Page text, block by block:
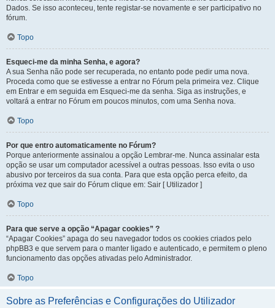
Dados. Se isso aconteceu, tente registar-se novamente e ser participativo no
fórum.
Topo
Esqueci-me da minha Senha, e agora?
A sua Senha não pode ser recuperada, no entanto pode pedir uma nova.
Proceda como que se estivesse a entrar no Fórum pela primeira vez. Clique
em Entrar e em seguida em Esqueci-me da senha. Siga as instruções, e
voltará a entrar no Fórum em poucos minutos, com uma Senha nova.
Topo
Por que entro automaticamente no Fórum?
Porque anteriormente assinalou a opção Lembrar-me. Nunca assinalar esta
opção se usar um computador acessível a outras pessoas. Isso evita o uso
abusivo por terceiros da sua conta. Para que esta opção perca efeito, da
próxima vez que sair do Fórum clique em: Sair [ Utilizador ]
Topo
Para que serve a opção “Apagar cookies” ?
“Apagar Cookies” apaga do seu navegador todos os cookies criados pelo
phpBB3 e que servem para o manter ligado e autenticado, e permitem o pleno
funcionamento das opções ativadas pelo Administrador.
Topo
Sobre as Preferências e Configurações do Utilizador